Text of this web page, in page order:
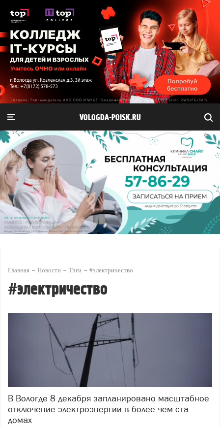
VOLOGDA-POISK.RU
Главная Новости Тэги #электричество
#электричество
В Вологде 8 декабря запланировано масштабное
отключение электроэнергии в более чем ста
домах